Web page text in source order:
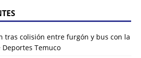
tras colisión entre furgón y bus con la
Temuco